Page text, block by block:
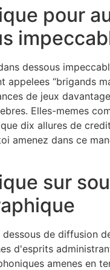
pour
dessous
appelees “brigands
de jeux
Elles-memes
dix allures de
amenez dans ce
sur
dessous de diffusion
d'esprits
amenes en